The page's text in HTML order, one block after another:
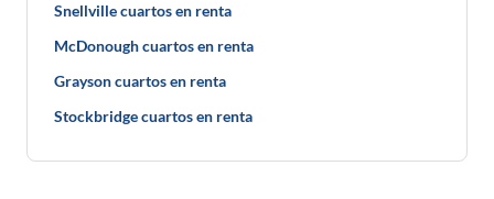
Snellville cuartos en renta
McDonough cuartos en renta
Grayson cuartos en renta
Stockbridge cuartos en renta